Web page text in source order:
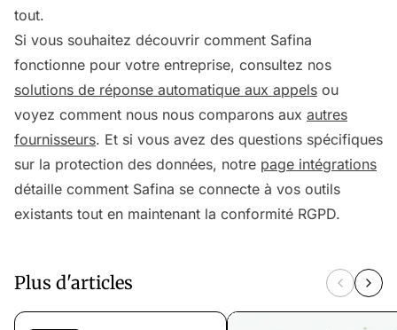
tout.
Si vous souhaitez découvrir comment Safina
fonctionne pour votre entreprise, consultez nos
solutions de réponse automatique aux appels ou
voyez comment nous nous comparons aux autres
fournisseurs. Et si vous avez des questions spécifiques
sur la protection des données, notre page intégrations
détaille comment Safina se connecte à vos outils
existants tout en maintenant la conformité RGPD.
Plus d'articles